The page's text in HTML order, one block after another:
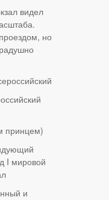
видел
но
принцем)
I мировой
и